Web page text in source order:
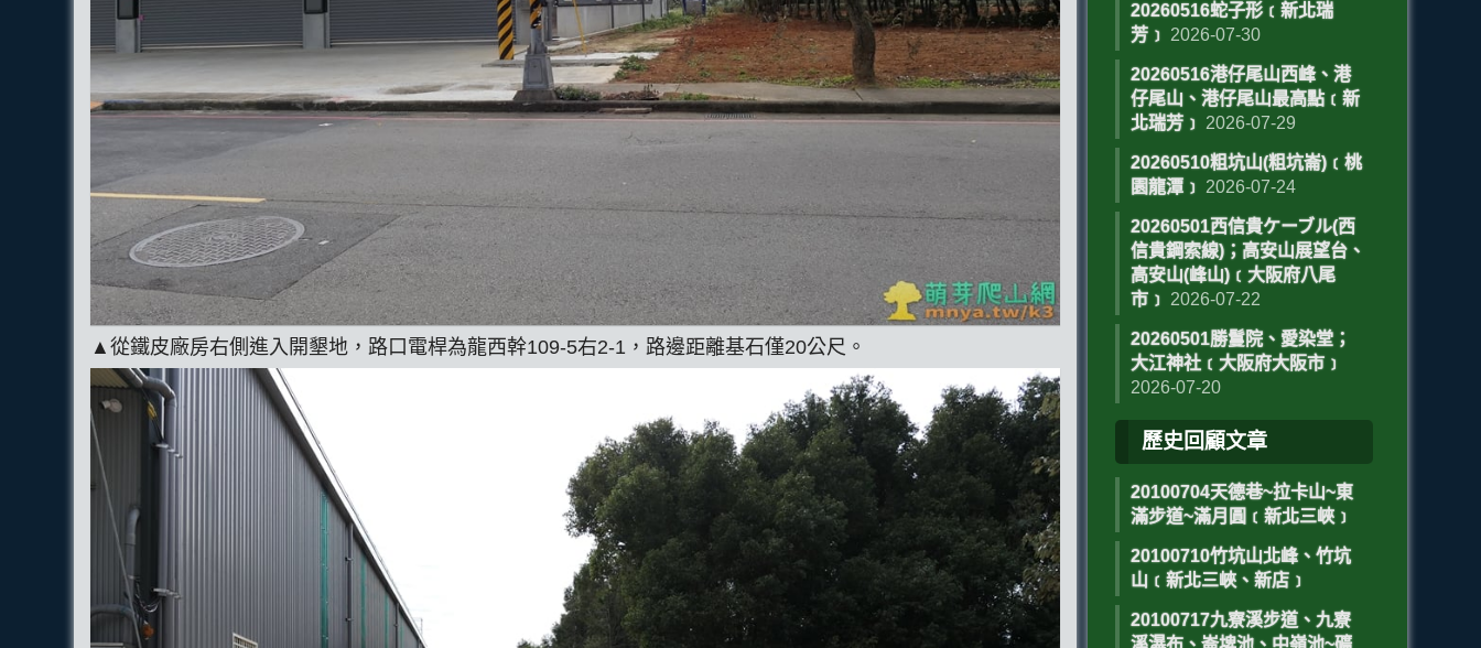
▲從鐵皮廠房右側進入開墾地，路口電桿為龍西幹109-5右2-1，路邊距離基石僅20公尺。
20260516蛇子形﹝新北瑞
芳﹞ 2026-07-30
20260516港仔尾山西峰、港
仔尾山、港仔尾山最高點﹝新
北瑞芳﹞ 2026-07-29
20260510粗坑山(粗坑崙)﹝桃
園龍潭﹞ 2026-07-24
20260501西信貴ケーブル(西
信貴鋼索線)；高安山展望台、
高安山(峰山)﹝大阪府八尾
市﹞ 2026-07-22
20260501勝鬘院、愛染堂；
大江神社﹝大阪府大阪市﹞
2026-07-20
歷史回顧文章
20100704天德巷~拉卡山~東
滿步道~滿月圓﹝新北三峽﹞
20100710竹坑山北峰、竹坑
山﹝新北三峽、新店﹞
20100717九寮溪步道、九寮
溪瀑布、崙埤池、中嶺池~礦